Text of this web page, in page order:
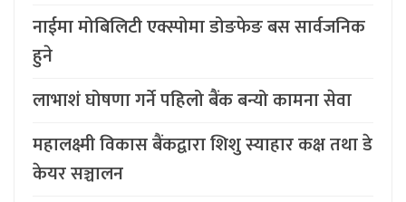
नाईमा मोबिलिटी एक्स्पोमा डोङफेङ बस सार्वजनिक
हुने
लाभाशं घोषणा गर्ने पहिलो बैंक बन्यो कामना सेवा
महालक्ष्मी विकास बैंकद्वारा शिशु स्याहार कक्ष तथा डे
केयर सञ्चालन